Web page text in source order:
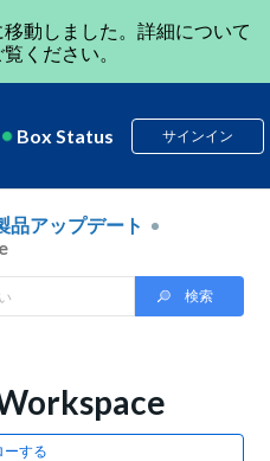
移動しました。詳細について
ください。
Box Status サインイン
品アップデート
ーする